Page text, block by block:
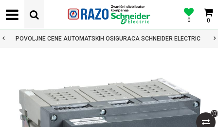
0
0
POVOLJNE CENE AUTOMATSKIH OSIGURACA SCHNEIDER ELECTRIC
(0)